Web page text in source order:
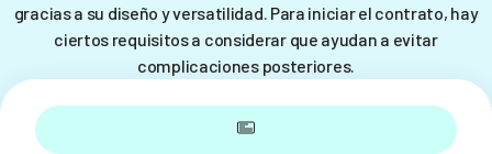
gracias a su diseño y versatilidad. Para iniciar el contrato, hay
ciertos requisitos a considerar que ayudan a evitar
complicaciones posteriores.